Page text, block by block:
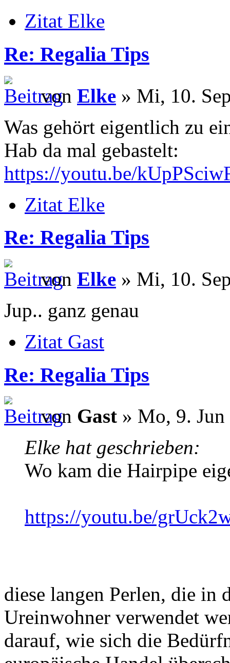
Zitat Elke
Re: Regalia Tips
von Elke » Mi, 10.
Was gehört eigentlich zu
Hab da mal gebastelt:
https://youtu.be/
Zitat Elke
Re: Regalia Tips
von Elke » Mi, 10.
Jup.. ganz genau
Zitat Gast
Re: Regalia Tips
von Gast » Mo, 9.
Elke hat geschrieben:
Wo kam die Hairpipe
https://youtu.be/
diese langen Perlen, die in
Ureinwohner verwendet
darauf, wie sich die